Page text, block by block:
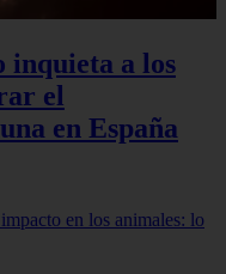
inquieta a los
el
en España